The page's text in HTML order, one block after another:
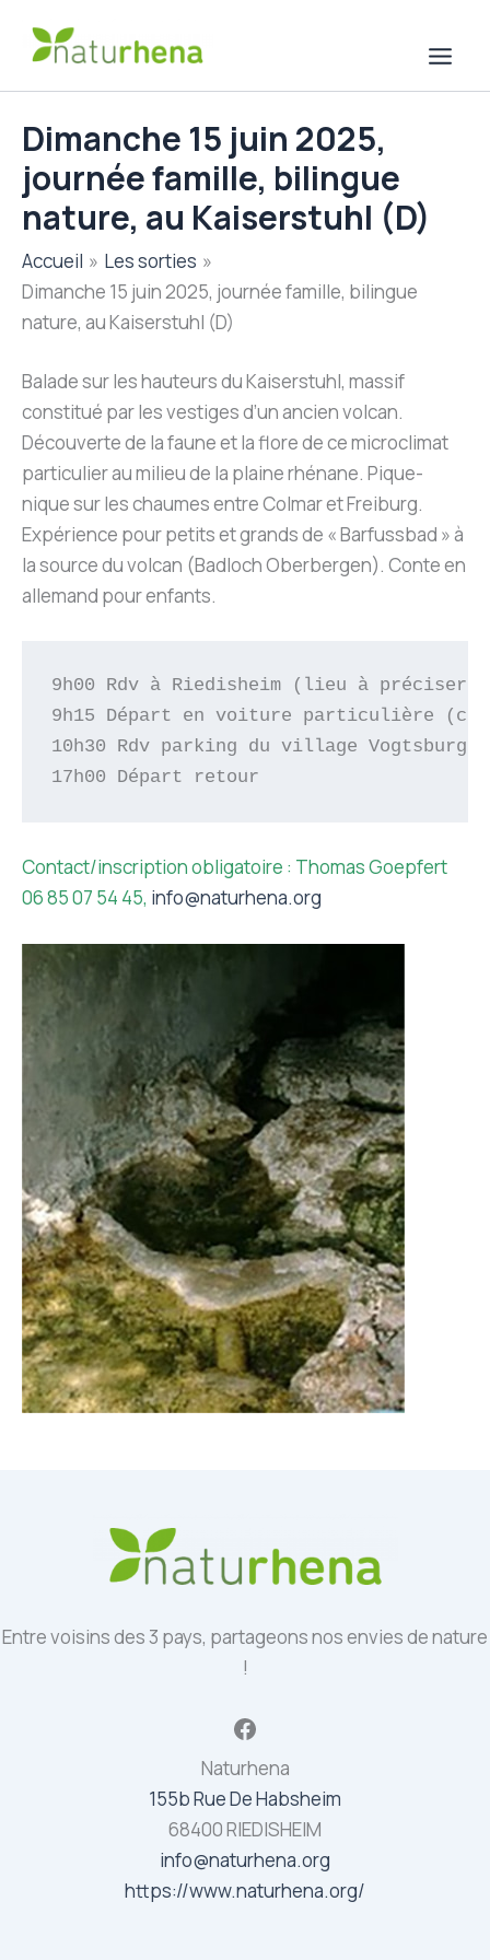
Dimanche 15 juin 2025,
journée famille, bilingue
nature, au Kaiserstuhl (D)
Accueil
Les sorties
Dimanche 15 juin 2025, journée famille, bilingue
nature, au Kaiserstuhl (D)
Balade sur les hauteurs du Kaiserstuhl, massif
constitué par les vestiges d’un ancien volcan.
Découverte de la faune et la flore de ce microclimat
particulier au milieu de la plaine rhénane. Pique-
nique sur les chaumes entre Colmar et Freiburg.
Expérience pour petits et grands de « Barfussbad » à
la source du volcan (Badloch Oberbergen). Conte en
allemand pour enfants.
9h00 Rdv à Riedisheim (lieu à préciser)
9h15 Départ en voiture particulière
10h30 Rdv parking du village Vogtsburg
17h00 Départ retour
Contact/inscription obligatoire : Thomas Goepfert
06 85 07 54 45, info@naturhena.org
Entre voisins des 3 pays, partageons nos envies de nature
!
Facebook
Naturhena
155b Rue De Habsheim
68400 RIEDISHEIM
info@naturhena.org
https://www.naturhena.org/